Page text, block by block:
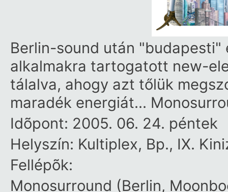
Berlin-sound után "budapesti"
alkalmakra tartogatott new-
tálalva, ahogy azt tőlük
maradék energiát...
Idõpont: 2005. 06. 24. péntek
Helyszín: Kultiplex, Bp., IX.
Fellépõk:
Monosurround (Berlin,